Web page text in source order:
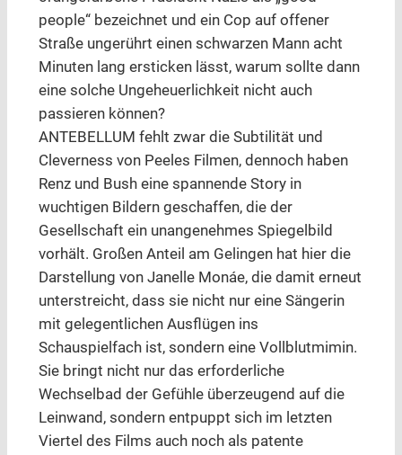
people“ bezeichnet und ein Cop auf offener
Straße ungerührt einen schwarzen Mann acht
Minuten lang ersticken lässt, warum sollte dann
eine solche Ungeheuerlichkeit nicht auch
passieren können?
ANTEBELLUM fehlt zwar die Subtilität und
Cleverness von Peeles Filmen, dennoch haben
Renz und Bush eine spannende Story in
wuchtigen Bildern geschaffen, die der
Gesellschaft ein unangenehmes Spiegelbild
vorhält. Großen Anteil am Gelingen hat hier die
Darstellung von Janelle Monáe, die damit erneut
unterstreicht, dass sie nicht nur eine Sängerin
mit gelegentlichen Ausflügen ins
Schauspielfach ist, sondern eine Vollblutmimin.
Sie bringt nicht nur das erforderliche
Wechselbad der Gefühle überzeugend auf die
Leinwand, sondern entpuppt sich im letzten
Viertel des Films auch noch als patente